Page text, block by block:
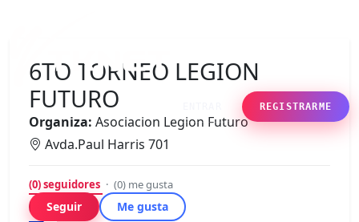
REGISTRARME
6TO TORNEO LEGION
FUTURO
Organiza: Asociacion Legion Futuro
Avda.Paul Harris 701
(0)seguidores · (0) me gusta
Seguir Me gusta